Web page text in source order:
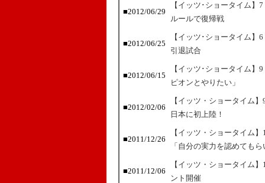
■2012/06/29
【イッツ･ショータイム】
ルールで復帰戦
■2012/06/25
【イッツ･ショータイム】
引退試合
■2012/06/15
【イッツ･ショータイム
ピオンとやりたい」
■2012/02/06
【イッツ・ショータイム
日本に初上陸！
■2011/12/26
【イッツ・ショータイム
「自分の実力を認めても
■2011/12/06
【イッツ・ショータイム
ント開催